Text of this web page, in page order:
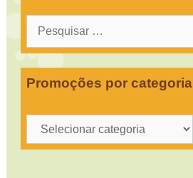
Pesquisar
Promoções por categoria
Promoções
por